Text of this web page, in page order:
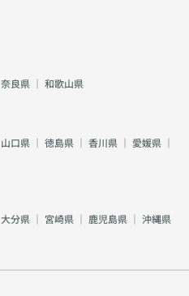
奈良県 ｜ 和歌山県
山口県 ｜ 徳島県 ｜ 香川県 ｜ 愛媛県 ｜
大分県 ｜ 宮崎県 ｜ 鹿児島県 ｜ 沖縄県